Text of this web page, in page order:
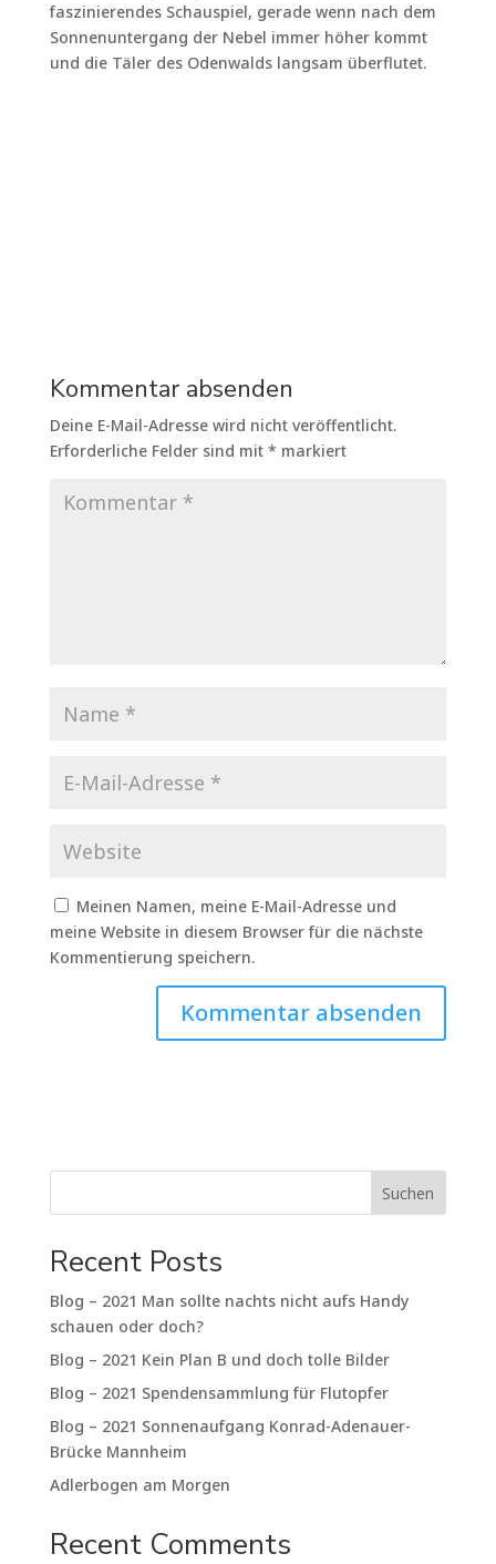
faszinierendes Schauspiel, gerade wenn nach dem
Sonnenuntergang der Nebel immer höher kommt
und die Täler des Odenwalds langsam überflutet.
Kommentar absenden
Deine E-Mail-Adresse wird nicht veröffentlicht.
Erforderliche Felder sind mit * markiert
Meinen Namen, meine E-Mail-Adresse und
meine Website in diesem Browser für die nächste
Kommentierung speichern.
Suchen
Recent Posts
Blog – 2021 Man sollte nachts nicht aufs Handy
schauen oder doch?
Blog – 2021 Kein Plan B und doch tolle Bilder
Blog – 2021 Spendensammlung für Flutopfer
Blog – 2021 Sonnenaufgang Konrad-Adenauer-
Brücke Mannheim
Adlerbogen am Morgen
Recent Comments